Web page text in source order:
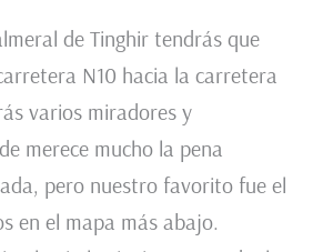
de Tinghir tendrás que
N10 hacia la carretera
varios miradores y
merece mucho la pena
pero nuestro favorito fue el
en el mapa más abajo.